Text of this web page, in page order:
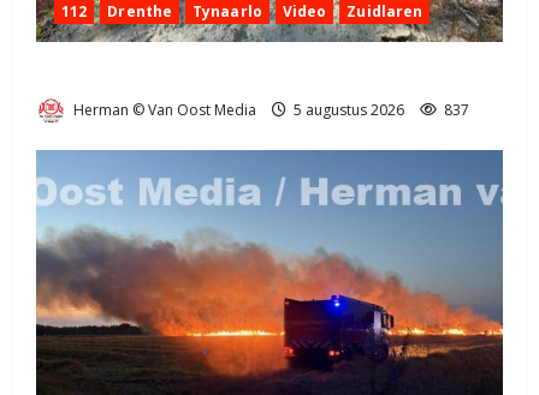
112 Drenthe Tynaarlo Video Zuidlaren
Herman © Van Oost Media 5 augustus 2026 837